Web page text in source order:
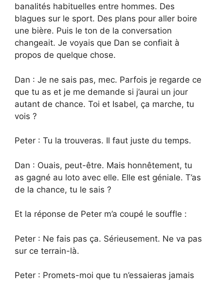
banalités habituelles entre hommes. Des
blagues sur le sport. Des plans pour aller boire
une bière. Puis le ton de la conversation
changeait. Je voyais que Dan se confiait à
propos de quelque chose.
Dan : Je ne sais pas, mec. Parfois je regarde ce
que tu as et je me demande si j’aurai un jour
autant de chance. Toi et Isabel, ça marche, tu
vois ?
Peter : Tu la trouveras. Il faut juste du temps.
Dan : Ouais, peut-être. Mais honnêtement, tu
as gagné au loto avec elle. Elle est géniale. T’as
de la chance, tu le sais ?
Et la réponse de Peter m’a coupé le souffle :
Peter : Ne fais pas ça. Sérieusement. Ne va pas
sur ce terrain-là.
Peter : Promets-moi que tu n’essaieras jamais